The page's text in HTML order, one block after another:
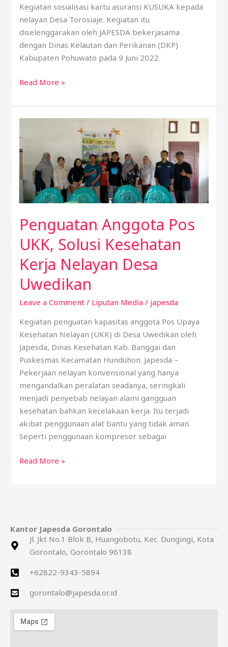
Kegiatan sosialisasi kartu asuransi KUSUKA kepada
nelayan Desa Torosiaje. Kegiatan itu
diselenggarakan oleh JAPESDA bekerjasama
dengan Dinas Kelautan dan Perikanan (DKP)
Kabupaten Pohuwato pada 9 Juni 2022.
Read More »
Penguatan Anggota Pos
UKK, Solusi Kesehatan
Kerja Nelayan Desa
Uwedikan
Leave a Comment / Liputan Media / japesda
Kegiatan penguatan kapasitas anggota Pos Upaya
Kesehatan Nelayan (UKK) di Desa Uwedikan oleh
Japesda, Dinas Kesehatan Kab. Banggai dan
Puskesmas Kecamatan Hunduhon. Japesda –
Pekerjaan nelayan konvensional yang hanya
mengandalkan peralatan seadanya, seringkali
menjadi penyebab nelayan alami gangguan
kesehatan bahkan kecelakaan kerja. Itu terjadi
akibat penggunaan alat bantu yang tidak aman.
Seperti penggunaan kompresor sebagai
Anggota
Pos
UKK,
Solusi
Kesehatan
Kerja
Desa
Uwedikan
Read More »
Kantor Japesda Gorontalo
Jl. Jkt No.1 Blok B, Huangobotu, Kec. Dungingi, Kota
Gorontalo, Gorontalo 96138
+62822-9343-5894
gorontalo@japesda.or.id